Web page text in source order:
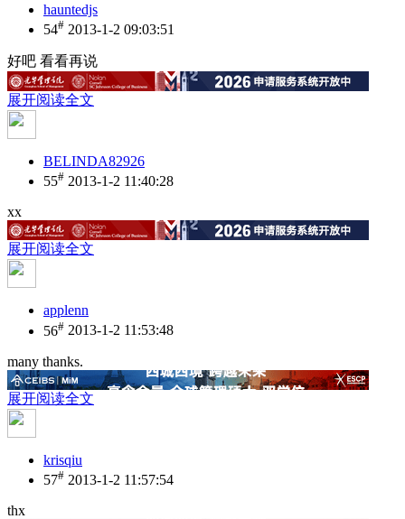
hauntedjs
54# 2013-1-2 09:03:51
好吧 看看再说
展开阅读全文
BELINDA82926
55# 2013-1-2 11:40:28
xx
展开阅读全文
applenn
56# 2013-1-2 11:53:48
many thanks.
展开阅读全文
krisqiu
57# 2013-1-2 11:57:54
thx